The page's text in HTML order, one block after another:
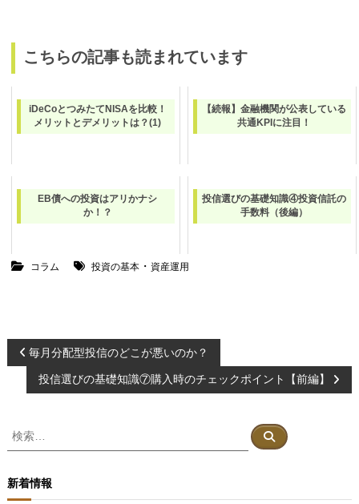
こちらの記事も読まれています
iDeCoとつみたてNISAを比較！
メリットとデメリットは？(1)
【続報】金融機関が公表している
共通KPIに注目！
EB債への投資はアリかナシ
か！？
投信選びの基礎知識④投資信託の
手数料（後編）
コラム 投資の基本・ 資産運用
投
稿
ナ
毎月分配型投信のどこが悪いのか？
投信選びの基礎知識⑦購入時のチェックポイント【前編】
検
象
:
検
索
新着情報